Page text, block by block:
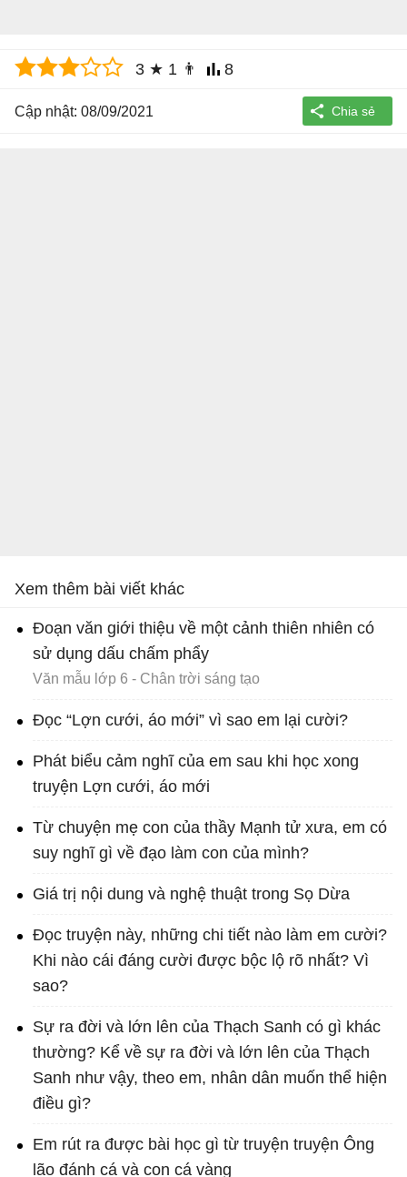
3 ★ 1 👨 8
Cập nhật: 08/09/2021
Xem thêm bài viết khác
Đoạn văn giới thiệu về một cảnh thiên nhiên có
sử dụng dấu chấm phẩy
Văn mẫu lớp 6 - Chân trời sáng tạo
Đọc “Lợn cưới, áo mới” vì sao em lại cười?
Phát biểu cảm nghĩ của em sau khi học xong
truyện Lợn cưới, áo mới
Từ chuyện mẹ con của thầy Mạnh tử xưa, em có
suy nghĩ gì về đạo làm con của mình?
Giá trị nội dung và nghệ thuật trong Sọ Dừa
Đọc truyện này, những chi tiết nào làm em cười?
Khi nào cái đáng cười được bộc lộ rõ nhất? Vì
sao?
Sự ra đời và lớn lên của Thạch Sanh có gì khác
thường? Kể về sự ra đời và lớn lên của Thạch
Sanh như vậy, theo em, nhân dân muốn thể hiện
điều gì?
Em rút ra được bài học gì từ truyện truyện Ông
lão đánh cá và con cá vàng